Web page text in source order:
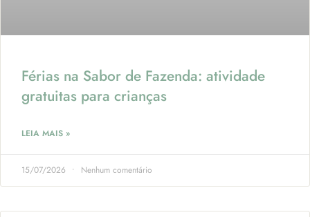
Férias na Sabor de Fazenda: atividade
gratuitas para crianças
LEIA MAIS »
15/07/2026 Nenhum comentário